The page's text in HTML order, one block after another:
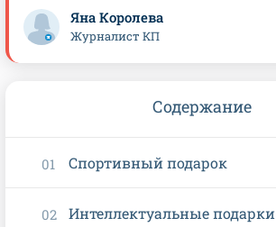
Яна Королева
Журналист КП
Содержание
Спортивный подарок
Интеллектуальные подарки